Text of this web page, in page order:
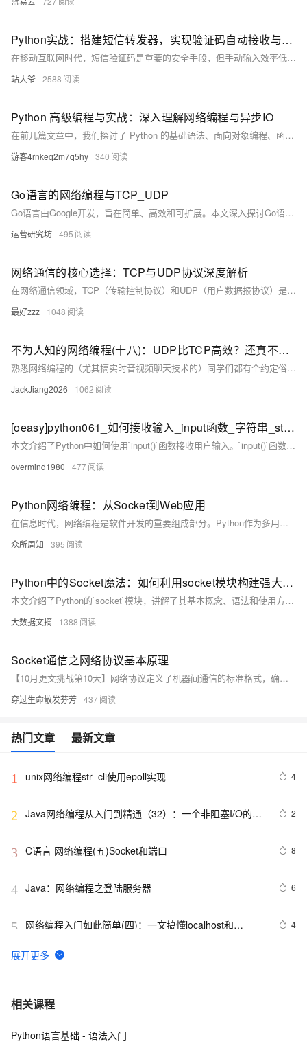
Python实战：搭建短信转发器，实现验证码自动接收与处理
在移动互联网时代，短信验证码是重要的安全手段，但手动输入效率低且易出错。本文介绍如何用Python搭建短信转发器，实现验证码自动接收、识别与转发。通过ADB工具监听短信、正则表达式或ddddocr库提取验证码，并利用Flask框架转发数据。系统支持多设备运行，具备安全性与性能优化功能，适合自动化需求场景。未来可扩展更多功能，提升智能化水平。
站大爷 2588
Python 高级编程与实战：深入理解网络编程与异步IO
在前几篇文章中，我们探讨了 Python 的基础语法、面向对象编程、函数式编程、元编程、性能优化、调试技巧、数据科学、机器学习、Web 开发和 API 设计。本文将深入探讨 Python 在网络编程和异步IO中的应用，并通过实战项目帮助你掌握这些技术。
游客4rnkeq2m7q5hy 340
Go语言的网络编程与TCP_UDP
Go语言由Google开发，旨在简单、高效和可扩展。本文深入探讨Go语言的网络编程，涵盖TCP/UDP的基本概念、核心算法（如滑动窗口、流量控制等）、最佳实践及应用场景。通过代码示例展示了TCP和UDP的实现，并讨论了其在HTTP、DNS等协议中的应用。最后，总结了Go语言网络编程的未来发展趋势与挑战，推荐了相关工具和资源。
运营研究坊 495
网络通信的核心选择：TCP与UDP协议深度解析
在网络通信领域，TCP（传输控制协议）和UDP（用户数据报协议）是两种基础且截然不同的传输层协议。它们各自的特点和适用场景对于网络工程师和开发者来说至关重要。本文将深入探讨TCP和UDP的核心区别，并分析它们在实际应用中的选择依据。
最好zzz 1048
不为人知的网络编程(十八)：UDP比TCP高效？还真不一定！
熟悉网络编程的（尤其搞实时音视频聊天技术的）同学们都有个约定俗成的主观论调，一提起UDP和TCP，马上想到的是UDP没有TCP可靠，但UDP肯定比TCP高效。说到UDP比TCP高效，理由是什么呢？事实真是这样吗？跟着本文咱们一探究竟！
JackJiang2026 1062
[oeasy]python061_如何接收输入_input函数_字符串_str_容器_ 输入输出
本文介绍了Python中如何使用`input()`函数接收用户输入。`input()`函数可以从标准输入流获取字符串，并将其赋值给变量。通过键盘输入的值可以实时赋予变量，实现动态输入。为了更好地理解其用法，文中通过实例演示了如何接收用户输入并存储在变量中，还介绍了`input()`函数的参数`prompt`，用于提供输入提示信息。最后总结了`input()`函数的核心功能及其应用场景。更多内容可参考蓝桥、GitHub和Gitee上的相关教程。
overmind1980 477
Python网络编程：从Socket到Web应用
在信息时代，网络编程是软件开发的重要组成部分。Python作为多用途编程语言，提供了从Socket编程到Web应用开发的强大支持。本文将从基础的Socket编程入手，逐步深入到复杂的Web应用开发，涵盖Flask、Django等框架的应用，以及异步Web编程和微服务架构。通过本文，读者将全面了解Python在网络编程领域的应用。
众所周知 395
Python中的Socket魔法：如何利用socket模块构建强大的网络通信
本文介绍了Python的`socket`模块，讲解了其基本概念、语法和使用方法。通过简单的TCP服务器和客户端示例，展示了如何创建、绑定、监听、接受连接及发送/接收数据。进一步探讨了多用户聊天室的实现，并介绍了非阻塞IO和多路复用技术以提高并发处理能力。最后，讨论了`socket`模块在现代网络编程中的应用及其与其他通信方式的关系。
大数据文摘 1388
Socket通信之网络协议基本原理
【10月更文挑战第10天】网络协议定义了机器间通信的标准格式，确保信息准确无损地传输。主要分为两种模型：OSI七层模型与TCP/IP模型。
穿过生命散发芬芳 437
热门文章 最新文章
1 unix网络编程str_cli使用epoll实现 4
2 Java网络编程从入门到精通（32）：一个非阻塞I/O的例
2
3 C语言 网络编程(五)Socket和端口 8
4 Java：网络编程之登陆服务器 6
5
网络编程入门如此简单(四)：一文搞懂localhost和
4
6 C#网络编程(订立协议和发送文件)  - Part.4
7 7-1 网络编程技术(下)-1
8 QT分析之网络编程（八）
相关课程
Python语言基础 - 语法入门